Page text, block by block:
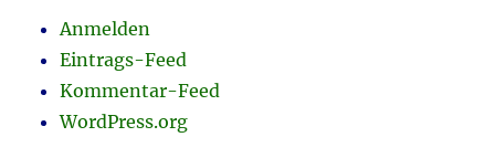
Anmelden
Eintrags-Feed
Kommentar-Feed
WordPress.org